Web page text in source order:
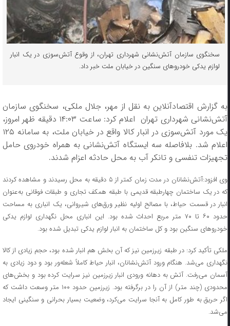
سخنگوی سازمان آتش‌نشانی شهرداری تهران، از وقوع آتش‌سوزی در یک انبار
لوازم یدکی خودرو‌های سنگین در خیابان ملت خبر داد.
به گزارش اقتصادآنلاین به نقل از مهر، جلال ملکی، سخنگوی سازمان
آتش‌نشانی شهرداری تهران اعلام کرد: ساعت ۱۴:۰۳ دقیقه ظهر امروز،
یک مورد آتش‌سوزی در انبار کالا واقع در خیابان ملت، به سامانه ۱۲۵
اعلام شد. بلافاصله سه ایستگاه آتش‌نشانی به همراه خودروی حامل
تجهیزات تنفسی و تانکر آب به محل حادثه اعزام شدند.
وی افزود:آتش‌نشانان در مدت زمان کمتر از ۵ دقیقه به محل رسیدند و مشاهده کردند
که در یک ساختمان چهارطبقه قدیمی با طبقه همکف تجاری و طبقات فوقانی به‌عنوان
انبار در قسمت حیاط، با مصالح اولیه نظیر ورق‌های شیروانی، یک انباری به مساحت
حدود ۶۰ تا ۷۰ متر مربع احداث شده بود. این انباری محل نگهداری لوازم یدکی
خودرو‌های سنگین بود و کل ساختمان به انبار لوازم یدکی تبدیل شده بود.
ملکی تأکید کرد: در طبقه زیرزمین نیز که آن بخش هم انبار شده بود، حجم زیادی از کالا
نگهداری می‌شد. هنگام ورود آتش‌نشانان، انبار حیاط کاملاً شعله‌ور بود و دود زیادی به
آسمان می‌رفت. آتش به دهانه ورودی انبار زیرزمین نیز سرایت کرده بود و بخش‌های
محدودی (چند متر) از آن را در برگرفته بود. زیرزمین حدود ۱۰۰ متر وسعت داشت که
اگر حریق به طور کامل به آنجا سرایت می‌کرد، وضعیت بسیار بحرانی و سنگینی ایجاد
می‌شد.